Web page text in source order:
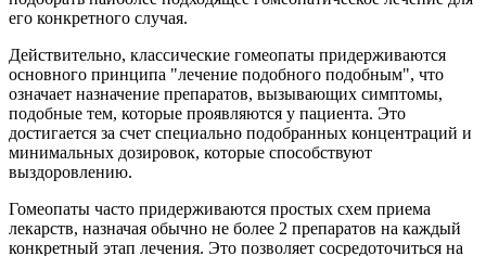
его конкретного случая.
Действительно, классические гомеопаты придерживаются
основного принципа "лечение подобного подобным", что
означает назначение препаратов, вызывающих симптомы,
подобные тем, которые проявляются у пациента. Это
достигается за счет специально подобранных концентраций и
минимальных дозировок, которые способствуют
выздоровлению.
Гомеопаты часто придерживаются простых схем приема
лекарств, назначая обычно не более 2 препаратов на каждый
конкретный этап лечения. Это позволяет сосредоточиться на